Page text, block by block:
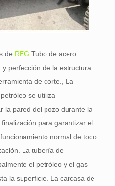
de REG Tubo de acero.
perfección de la estructura
de corte., La
se utiliza
la pared del pozo durante la
para garantizar el
normal de todo
La tubería de
el petróleo y el gas
la superficie. La carcasa de